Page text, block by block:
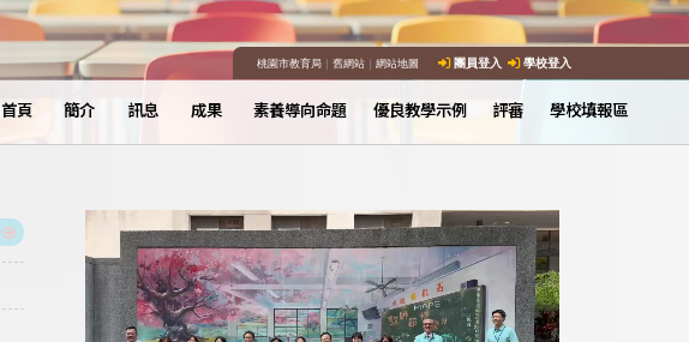
桃園市教育局｜ 舊網站｜ 網站地圖 團員登入 學校登入
首頁 簡介 訊息 成果 素養導向命題 優良教學示例 評審 學校填報區